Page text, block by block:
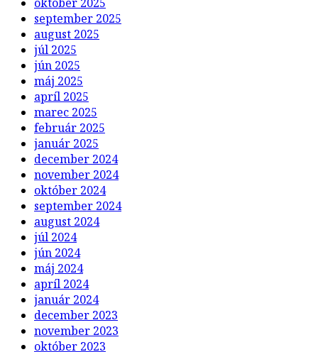
september 2025
august 2025
júl 2025
jún 2025
máj 2025
apríl 2025
marec 2025
február 2025
január 2025
december 2024
november 2024
október 2024
september 2024
august 2024
júl 2024
jún 2024
máj 2024
apríl 2024
január 2024
december 2023
november 2023
október 2023